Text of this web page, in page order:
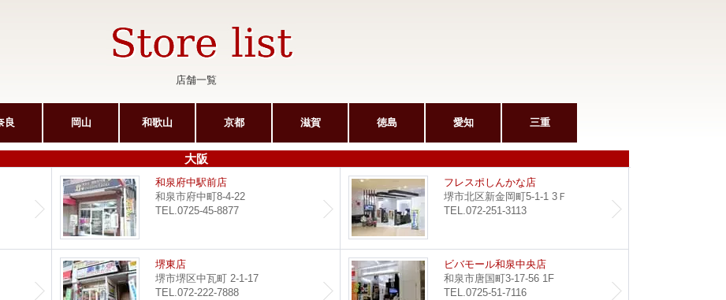
店舗一覧
良 岡山 和歌山 京都 滋賀 徳島 愛知 三重
大阪
サンピア光明池店
和泉府中駅前店
和泉市府中町8-4-22
TEL.0725-45-8877
和泉府中駅前店
フレスポしんかな店
堺市北区新金岡町5-1-1 3Ｆ
TEL.072-251-3113
ポップタウン住道店
堺東店
堺市堺区中瓦町 2-1-17
TEL.072-222-7888
堺東店
ビバモール和泉中央店
和泉市唐国町3-17-56 1F
TEL.0725-51-7116